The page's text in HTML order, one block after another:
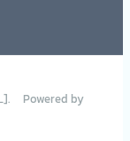
Powered by